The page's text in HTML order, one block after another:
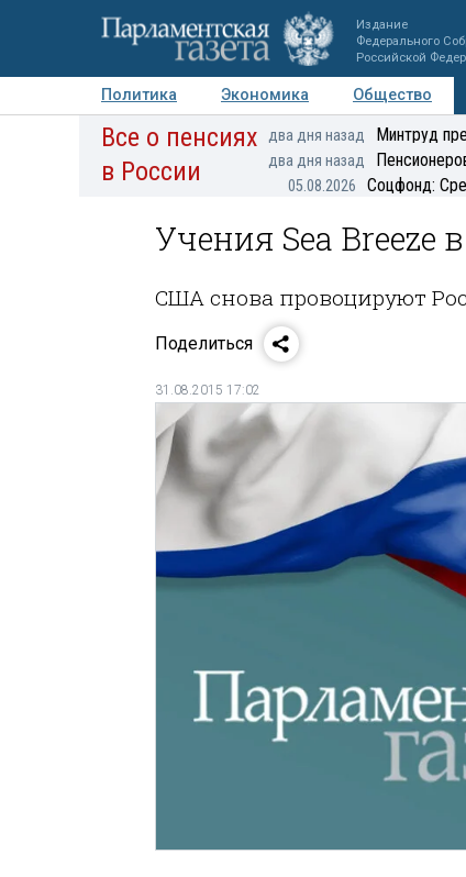
Издание
Федерального
Российской
Политика Экономика Общество
Авторы Персоны Мнения
Все о пенсиях
в России
два дня назад Минтруд
два дня назад
05.08.2026 Соцфонд:
Учения Sea
США снова провоцируют
Поделиться
31.08.2015 17:02